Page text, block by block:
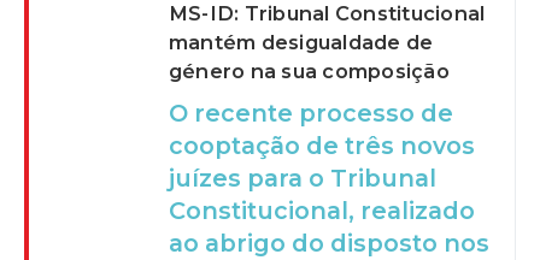
MS-ID: Tribunal Constitucional
mantém desigualdade de
género na sua composição
O recente processo de
cooptação de três novos
juízes para o Tribunal
Constitucional, realizado
ao abrigo do disposto nos